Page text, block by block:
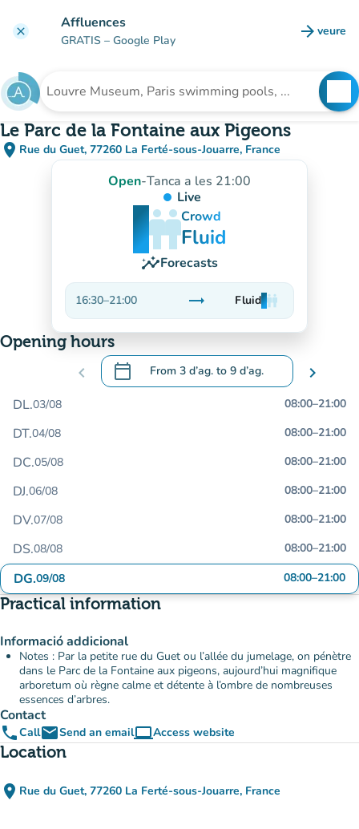
clear Affluences
GRATIS – Google Play arrow_forward veure
(new
Search for an institution
Le Parc de la Fontaine aux Pigeons
place Rue du Guet, 77260 La Ferté-sous-Jouarre, France
(open in Google Maps)
(new tab)
Open-Tanca a les 21:00
Live
man
man
manCrowd
Fluid
insightsForecasts
16:30–21:00 trending_flat
Stable
Fluidman
man
man
Opening hours
chevron_left calendar_today From 3 d’ag. to 9 d’ag.
.Open the calendar to change dates
chevron_right
DL.03/08 08:00–21:00
DT.04/08 08:00–21:00
DC.05/08 08:00–21:00
DJ.06/08 08:00–21:00
DV.07/08 08:00–21:00
DS.08/08 08:00–21:00
DG.09/08 08:00–21:00
Practical information
Informació addicional
Notes : Par la petite rue du Guet ou l’allée du jumelage, on pénètre
dans le Parc de la Fontaine aux pigeons, aujourd’hui magnifique
arboretum où règne calme et détente à l’ombre de nombreuses
essences d’arbres.
Contact
phoneCallemailSend an emailcomputerAccess website
(new tab)
Location
place Rue du Guet, 77260 La Ferté-sous-Jouarre, France
(open in Google Maps)
(new tab)